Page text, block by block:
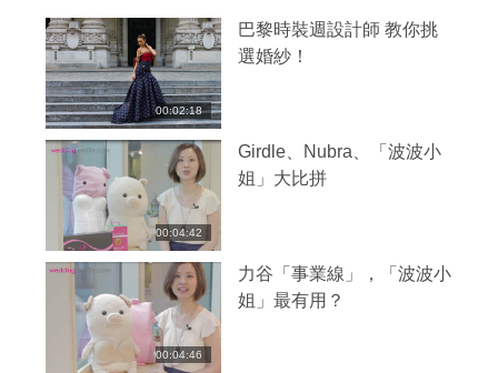
00:02:18
巴黎時裝週設計師 教你挑
選婚紗！
00:04:42
Girdle、Nubra、「波波小
姐」大比拼
00:04:46
力谷「事業線」，「波波小
姐」最有用？